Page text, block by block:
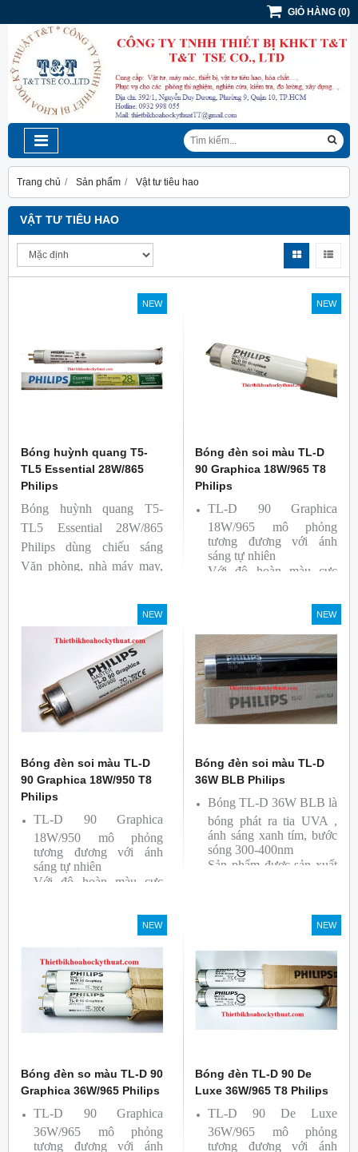
GIỎ HÀNG (0)
Trang chủ Sản phẩm Vật tư tiêu hao
VẬT TƯ TIÊU HAO
NEW
Bóng huỳnh quang T5-
TL5 Essential 28W/865
Philips
Bóng huỳnh quang T5-
TL5 Essential 28W/865
Philips dùng chiếu sáng
Văn phòng, nhà máy may,
NEW
Bóng đèn soi màu TL-D
90 Graphica 18W/965 T8
Philips
TL-D 90 Graphica
18W/965 mô phỏng
tương đương với ánh
sáng tự nhiên
Với độ hoàn màu cực
Sản phẩm được sản xuất
bởi hãng Philips, xuất xứ
Ba lan
NEW
Bóng đèn soi màu TL-D
90 Graphica 18W/950 T8
Philips
TL-D 90 Graphica
18W/950 mô phỏng
tương đương với ánh
sáng tự nhiên
Với độ hoàn màu cực
Sản phẩm được sản xuất
bởi hãng Philips, xuất xứ
Ba lan
NEW
Bóng đèn soi màu TL-D
36W BLB Philips
Bóng TL-D 36W BLB là
bóng phát ra tia UVA ,
ánh sáng xanh tím, bước
sóng 300-400nm
Sản phẩm được sản xuất
NEW
Bóng đèn so màu TL-D 90
Graphica 36W/965 Philips
TL-D 90 Graphica
36W/965 mô phỏng
tương đương với ánh
NEW
Bóng đèn TL-D 90 De
Luxe 36W/965 T8 Philips
TL-D 90 De Luxe
36W/965 mô phỏng
tương đương với ánh